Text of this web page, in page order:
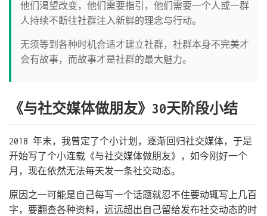
他们渴望改变，他们需要指引，他们需要一个人或一群
人持续不断往社群注入新鲜的理念与行动。
无须等到各种时机合适才建立社群，社群本身不完美才
会有故事，而故事才是社群的最大魅力。
《与社交媒体做朋友》30天阶段小结
2018 年末，我曾定了个小计划，逐渐回归社交媒体，于是
开始写了个小连载《与社交媒体做朋友》，如今刚好一个
月，现在依然无法每天发一条社交动态。
原因之一可能是自己每写一个话题就忍不住要动辄写上几百
字，要翻查各种资料，远远超出自己留给发布社交动态的时